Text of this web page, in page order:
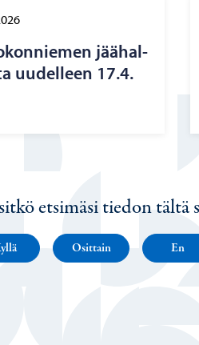
jää­hal­
uu­del­leen 17.4.
etsimäsi tiedon tältä
Osittain En